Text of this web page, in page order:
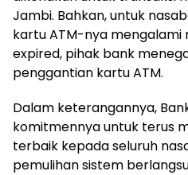
Jambi. Bahkan, untuk
kartu ATM-nya mengalami
expired, pihak bank
penggantian kartu ATM.
Dalam keterangannya,
komitmennya untuk terus
terbaik kepada seluruh
pemulihan sistem